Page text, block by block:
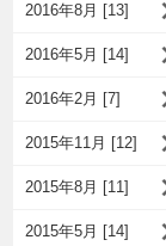
2016年8月 [13]
2016年5月 [14]
2016年2月 [7]
2015年11月 [12]
2015年8月 [11]
2015年5月 [14]